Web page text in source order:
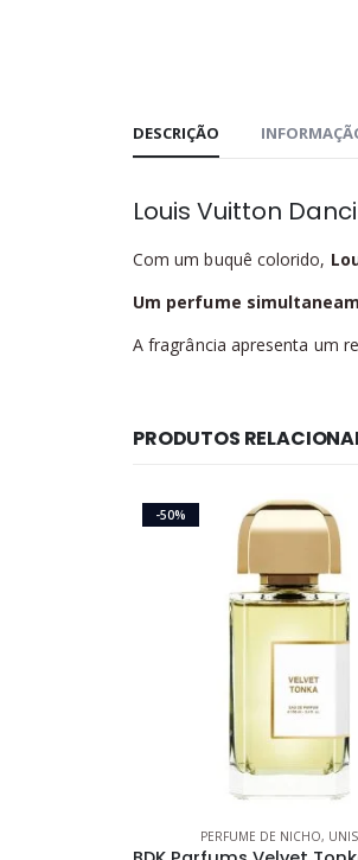
DESCRIÇÃO
Louis Vuitton
Com um buquê colorido,
Um perfume
A fragrância apresenta um
PRODUTOS
-50%
PERFUME DE NICHO,